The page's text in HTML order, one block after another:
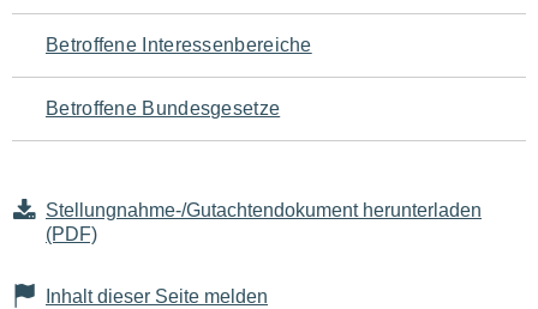
für
den
Seiteninhalt
Betroffene Interessenbereiche
Betroffene Bundesgesetze
Stellungnahme-/Gutachtendokument herunterladen
(PDF)
Inhalt dieser Seite melden